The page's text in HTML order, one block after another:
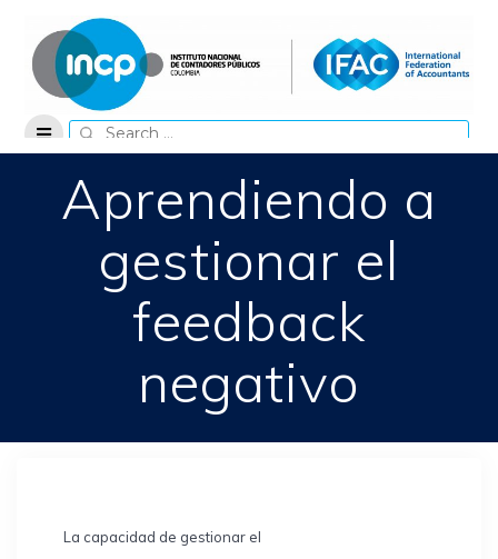
content
Search
for:
Aprendiendo a
gestionar el
feedback
negativo
La capacidad de gestionar el